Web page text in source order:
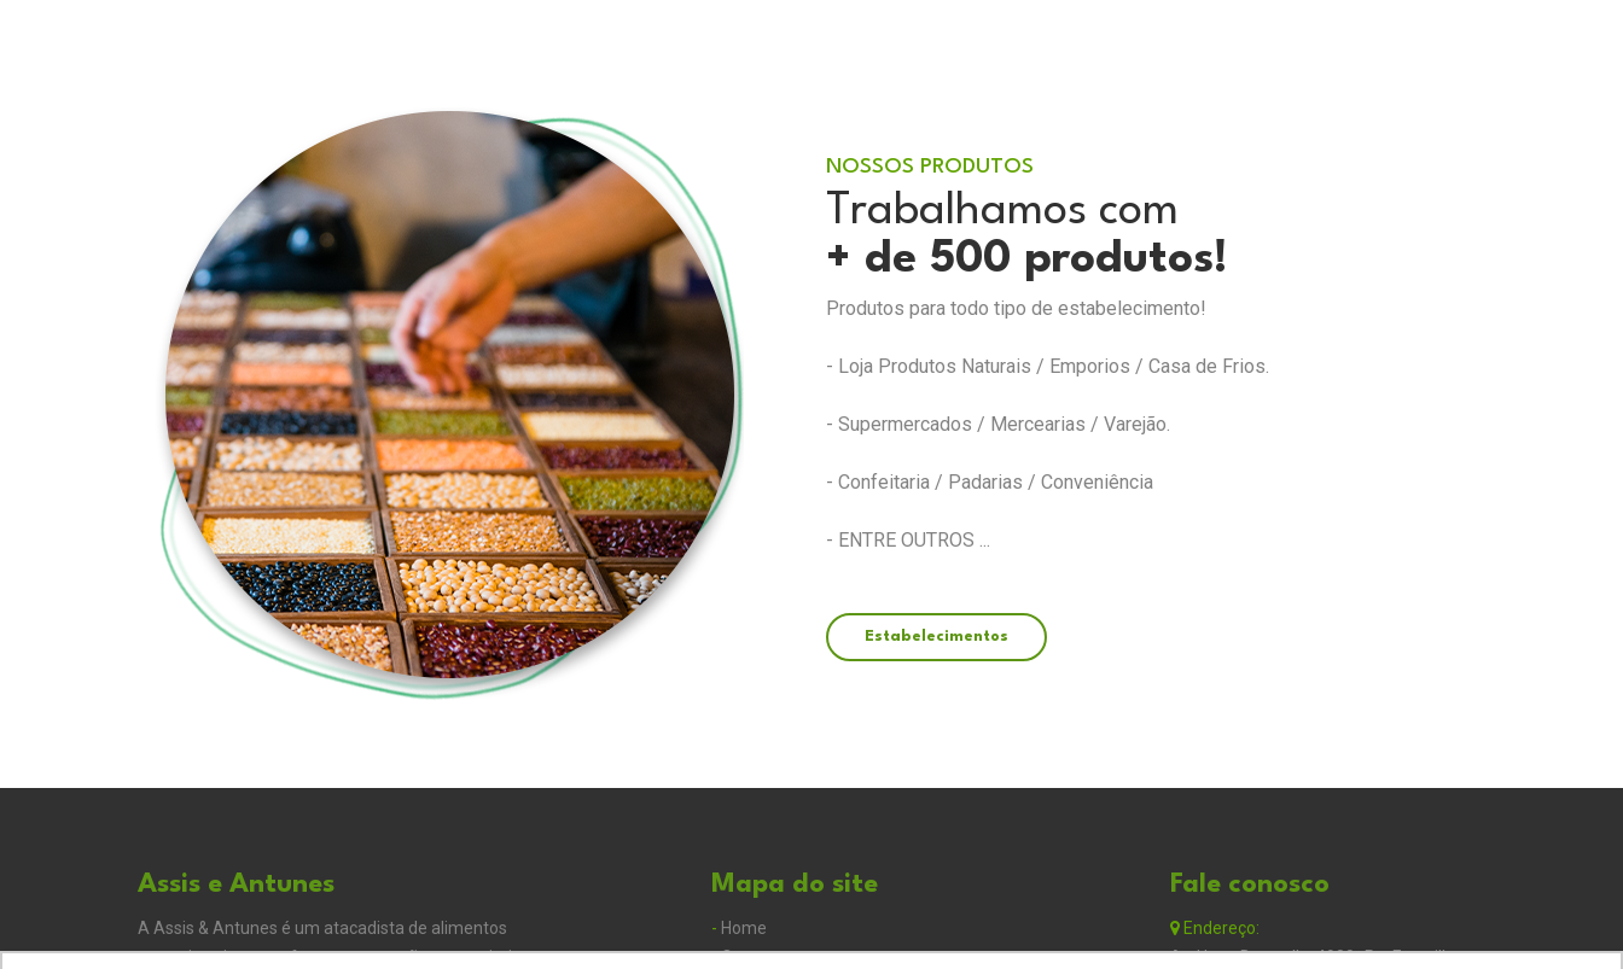
NOSSOS PRODUTOS
Trabalhamos com
+ de 500 produtos!
Produtos para todo tipo de estabelecimento!
- Loja Produtos Naturais / Emporios / Casa de Frios.
- Supermercados / Mercearias / Varejão.
- Confeitaria / Padarias / Conveniência
- ENTRE OUTROS ...
Estabelecimentos
Assis e Antunes
A Assis & Antunes é um atacadista de alimentos
naturais, tais como: frutas secas, grãos, especiarias,
Mapa do site
- Home
-Quem somos
Fale conosco
Endereço:
Av. Hugo Betarello, 4980 -Pq. Franville,